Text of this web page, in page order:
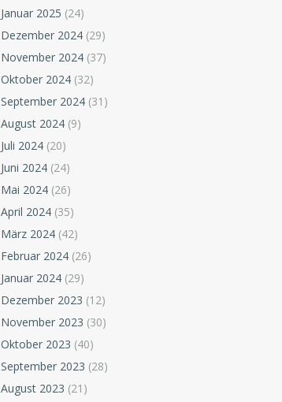
Januar 2025 (24)
Dezember 2024 (29)
November 2024 (37)
Oktober 2024 (32)
September 2024 (31)
August 2024 (9)
Juli 2024 (20)
Juni 2024 (24)
Mai 2024 (26)
April 2024 (35)
März 2024 (42)
Februar 2024 (26)
Januar 2024 (29)
Dezember 2023 (12)
November 2023 (30)
Oktober 2023 (40)
September 2023 (28)
August 2023 (21)